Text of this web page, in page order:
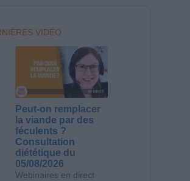
VIDÉO
Peut-on remplacer
la viande par des
féculents ?
Consultation
diététique du
05/08/2026
Webinaires en direct